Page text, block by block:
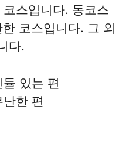
스입니다. 동코스
코스입니다. 그 외
다.
있는 편
한 편